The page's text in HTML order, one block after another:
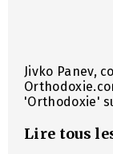
Jivko Panev,
'Orthodoxie'
Lire tous